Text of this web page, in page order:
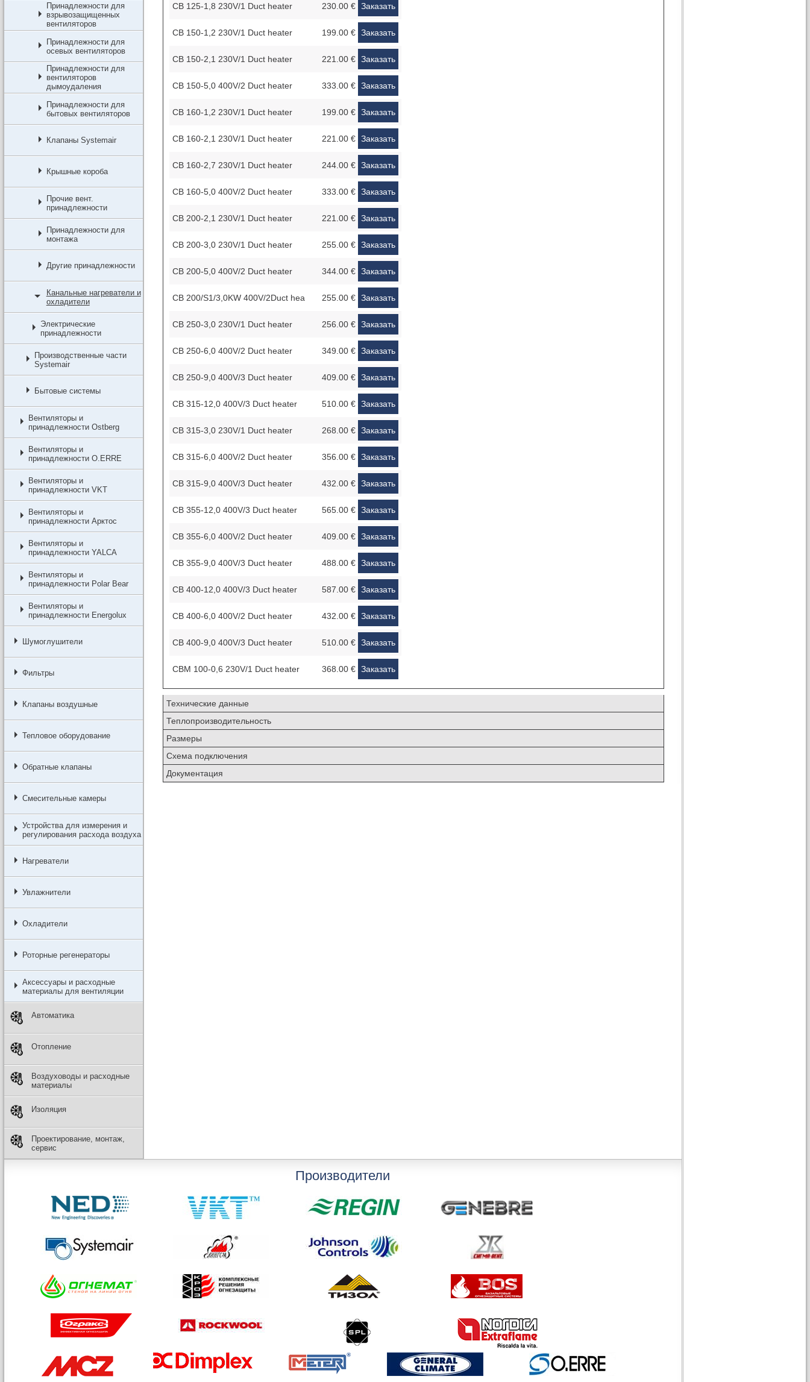
Принадлежности для
взрывозащищенных
вентиляторов
Принадлежности для
осевых вентиляторов
Принадлежности для
вентиляторов
дымоудаления
Принадлежности для
бытовых вентиляторов
Клапаны Systemair
Крышные короба
Прочие вент.
принадлежности
Принадлежности для
монтажа
Другие принадлежности
Канальные нагреватели и
охладители
Электрические
принадлежности
Производственные части
Systemair
Бытовые системы
Вентиляторы и
принадлежности Ostberg
Вентиляторы и
принадлежности O.ERRE
Вентиляторы и
принадлежности VKT
Вентиляторы и
принадлежности Арктос
Вентиляторы и
принадлежности YALCA
Вентиляторы и
принадлежности Polar Bear
Вентиляторы и
принадлежности Energolux
Шумоглушители
Фильтры
Клапаны воздушные
Тепловое оборудование
Обратные клапаны
Смесительные камеры
Устройства для измерения и
регулирования расхода воздуха
Нагреватели
Увлажнители
Охладители
Роторные регенераторы
Аксессуары и расходные
материалы для вентиляции
Автоматика
Отопление
Воздуховоды и расходные
материалы
Изоляция
Проектирование, монтаж,
сервис
CB 125-1,8 230V/1 Duct heater 230.00 € Заказать
CB 150-1,2 230V/1 Duct heater 199.00 € Заказать
CB 150-2,1 230V/1 Duct heater 221.00 € Заказать
CB 150-5,0 400V/2 Duct heater 333.00 € Заказать
CB 160-1,2 230V/1 Duct heater 199.00 € Заказать
CB 160-2,1 230V/1 Duct heater 221.00 € Заказать
CB 160-2,7 230V/1 Duct heater 244.00 € Заказать
CB 160-5,0 400V/2 Duct heater 333.00 € Заказать
CB 200-2,1 230V/1 Duct heater 221.00 € Заказать
CB 200-3,0 230V/1 Duct heater 255.00 € Заказать
CB 200-5,0 400V/2 Duct heater 344.00 € Заказать
CB 200/S1/3,0KW 400V/2Duct hea 255.00 € Заказать
CB 250-3,0 230V/1 Duct heater 256.00 € Заказать
CB 250-6,0 400V/2 Duct heater 349.00 € Заказать
CB 250-9,0 400V/3 Duct heater 409.00 € Заказать
CB 315-12,0 400V/3 Duct heater 510.00 € Заказать
CB 315-3,0 230V/1 Duct heater 268.00 € Заказать
CB 315-6,0 400V/2 Duct heater 356.00 € Заказать
CB 315-9,0 400V/3 Duct heater 432.00 € Заказать
CB 355-12,0 400V/3 Duct heater 565.00 € Заказать
CB 355-6,0 400V/2 Duct heater 409.00 € Заказать
CB 355-9,0 400V/3 Duct heater 488.00 € Заказать
CB 400-12,0 400V/3 Duct heater 587.00 € Заказать
CB 400-6,0 400V/2 Duct heater 432.00 € Заказать
CB 400-9,0 400V/3 Duct heater 510.00 € Заказать
CBM 100-0,6 230V/1 Duct heater 368.00 € Заказать
Технические данные
Теплопроизводительность
Размеры
Схема подключения
Документация
Производители